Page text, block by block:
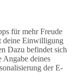
für mehr Freude
deine Einwilligung
Dazu befindet sich
deines
der E-